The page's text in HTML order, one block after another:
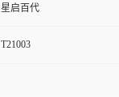
星启百代
T21003